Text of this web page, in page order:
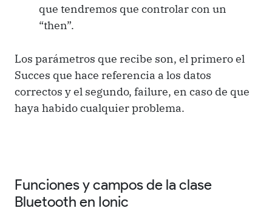
que tendremos que controlar con un
“then”.
Los parámetros que recibe son, el primero el
Succes que hace referencia a los datos
correctos y el segundo, failure, en caso de que
haya habido cualquier problema.
Funciones y campos de la clase
Bluetooth en Ionic